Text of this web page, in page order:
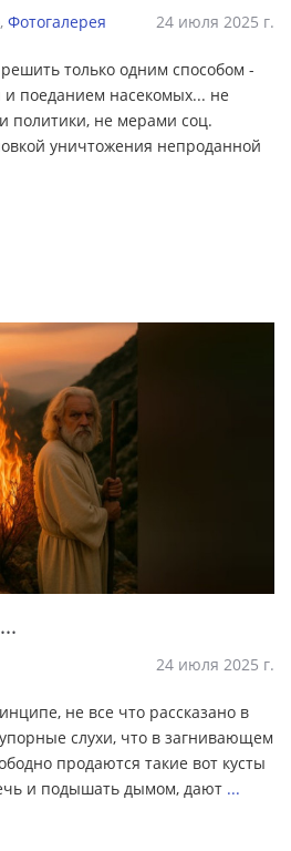
, Фотогалерея 24 июля 2025 г.
только одним способом -
поеданием насекомых... не
политики, не мерами соц.
уничтожения непроданной
24 июля 2025 г.
не все что рассказано в
слухи, что в загнивающем
продаются такие вот кусты
и подышать дымом, дают ...